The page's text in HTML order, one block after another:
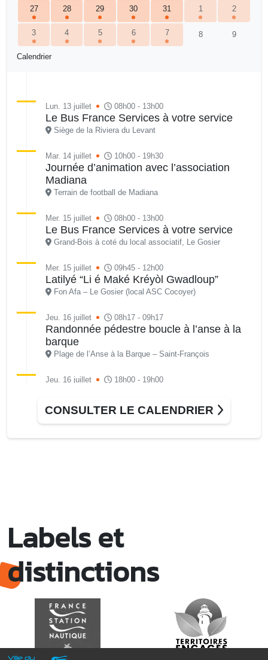
Calendrier
27 28 29 30 31 1 2
3 4 5 6 7 8 9
Lun. 13 juillet 08h00 - 13h00
Le Bus France Services à votre service
Siège de la Riviera du Levant
Mar. 14 juillet 10h00 - 19h30
Journée d’animation avec l’association
Madiana
Terrain de football de Madiana
Mer. 15 juillet 08h00 - 13h00
Le Bus France Services à votre service
Grand-Bois à coté du local associatif, Le Gosier
Mer. 15 juillet 09h45 - 12h00
Latilyé “Li é Maké Kréyòl Gwadloup”
Fon Afa – Le Gosier (local ASC Cocoyer)
Jeu. 16 juillet 08h17 - 09h17
Randonnée pédestre boucle à l’anse à la
barque
Plage de l’Anse à la Barque – Saint-François
Jeu. 16 juillet 18h00 - 19h00
juillet 2026 • 13ème séance ordinaire
Salle du conseil, mairie du Gosier
Local de l’Association RESTAN’LA
Juillet s’anime avec l’association Le
Gommier : Coup de Tambour
Sam. 18 juillet
Partir en livre : la grande fête du livre de
jeunesse sur le thème "Nos petits et
grands héros
CONSULTER LE CALENDRIER
Labels et
distinctions